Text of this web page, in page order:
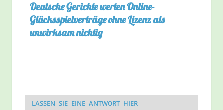
Deutsche Gerichte werten Online-
Glücksspielverträge ohne Lizenz als
unwirksam nichtig
LASSEN SIE EINE ANTWORT HIER